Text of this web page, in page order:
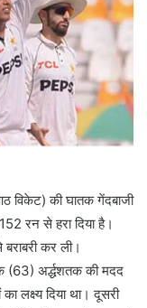
विकेट) की घातक गेंदबाजी
रन से हरा दिया है।
कर ली।
(63) अर्द्धशतक की मदद
लक्ष्य दिया था। दूसरी